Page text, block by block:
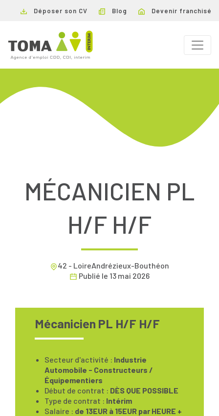
Déposer son CV Blog Devenir franchisé
MÉCANICIEN PL
H/F H/F
42 - LoireAndrézieux-Bouthéon
Publié le 13 mai 2026
Mécanicien PL H/F H/F
Secteur d'activité : Industrie
Automobile - Constructeurs /
Équipementiers
Début de contrat : DÈS QUE POSSIBLE
Type de contrat : Intérim
Salaire : de 13EUR à 15EUR par HEURE +